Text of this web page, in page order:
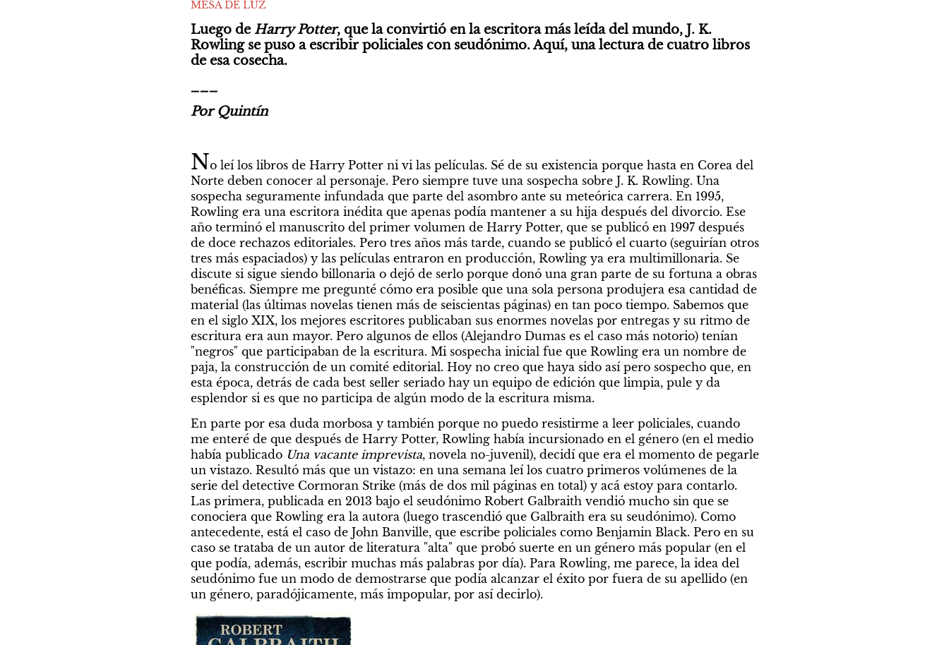
MESA DE LUZ
Luego de Harry Potter, que la convirtió en la escritora más leída del mundo, J. K.
Rowling se puso a escribir policiales con seudónimo. Aquí, una lectura de cuatro libros
de esa cosecha.
Por Quintín
No leí los libros de Harry Potter ni vi las películas. Sé de su existencia porque hasta en Corea del
Norte deben conocer al personaje. Pero siempre tuve una sospecha sobre J. K. Rowling. Una
sospecha seguramente infundada que parte del asombro ante su meteórica carrera. En 1995,
Rowling era una escritora inédita que apenas podía mantener a su hija después del divorcio. Ese
año terminó el manuscrito del primer volumen de Harry Potter, que se publicó en 1997 después
de doce rechazos editoriales. Pero tres años más tarde, cuando se publicó el cuarto (seguirían otros
tres más espaciados) y las películas entraron en producción, Rowling ya era multimillonaria. Se
discute si sigue siendo billonaria o dejó de serlo porque donó una gran parte de su fortuna a obras
benéficas. Siempre me pregunté cómo era posible que una sola persona produjera esa cantidad de
material (las últimas novelas tienen más de seiscientas páginas) en tan poco tiempo. Sabemos que
en el siglo XIX, los mejores escritores publicaban sus enormes novelas por entregas y su ritmo de
escritura era aun mayor. Pero algunos de ellos (Alejandro Dumas es el caso más notorio) tenían
"negros" que participaban de la escritura. Mi sospecha inicial fue que Rowling era un nombre de
paja, la construcción de un comité editorial. Hoy no creo que haya sido así pero sospecho que, en
esta época, detrás de cada best seller seriado hay un equipo de edición que limpia, pule y da
esplendor si es que no participa de algún modo de la escritura misma.
En parte por esa duda morbosa y también porque no puedo resistirme a leer policiales, cuando
me enteré de que después de Harry Potter, Rowling había incursionado en el género (en el medio
había publicado Una vacante imprevista, novela no-juvenil), decidí que era el momento de pegarle
un vistazo. Resultó más que un vistazo: en una semana leí los cuatro primeros volúmenes de la
serie del detective Cormoran Strike (más de dos mil páginas en total) y acá estoy para contarlo.
Las primera, publicada en 2013 bajo el seudónimo Robert Galbraith vendió mucho sin que se
conociera que Rowling era la autora (luego trascendió que Galbraith era su seudónimo). Como
antecedente, está el caso de John Banville, que escribe policiales como Benjamin Black. Pero en su
caso se trataba de un autor de literatura "alta" que probó suerte en un género más popular (en el
que podía, además, escribir muchas más palabras por día). Para Rowling, me parece, la idea del
seudónimo fue un modo de demostrarse que podía alcanzar el éxito por fuera de su apellido (en
un género, paradójicamente, más impopular, por así decirlo).